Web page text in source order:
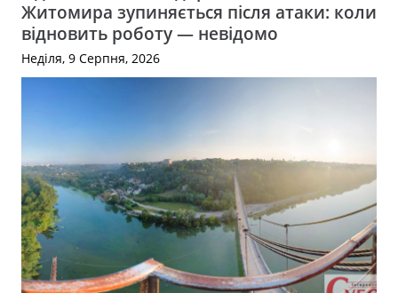
Житомира зупиняється після атаки: коли
відновить роботу — невідомо
Неділя, 9 Серпня, 2026